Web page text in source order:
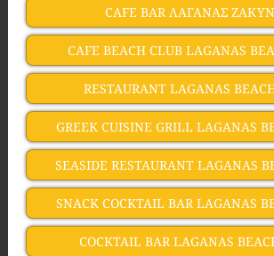
CAFE BAR ΛΑΓΑΝΑΣ
CAFE BEACH CLUB LAGANAS
RESTAURANT LAGANAS
GREEK CUISINE GRILL LAGANAS
SEASIDE RESTAURANT LAGANAS
SNACK COCKTAIL BAR LAGANAS
COCKTAIL BAR LAGANAS